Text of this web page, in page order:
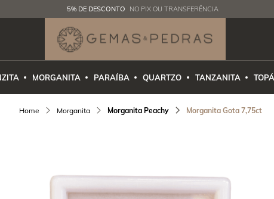
5% DE DESCONTO NO PIX OU TRANSFERÊNCIA
MORGANITA PARAÍBA QUARTZO TANZANITA
Morganita Morganita Peachy Morganita Gota 7,75ct